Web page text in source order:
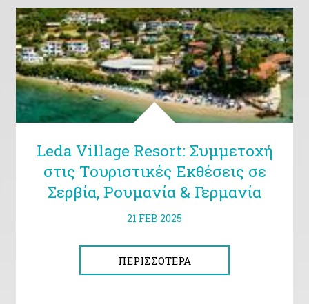
Leda Village Resort: Συμμετοχή
στις Τουριστικές Εκθέσεις σε
Σερβία, Ρουμανία & Γερμανία
21 FEB 2025
ΠΕΡΙΣΣΌΤΕΡΑ
ΠΕΡΙΣΣΌΤΕΡΑ